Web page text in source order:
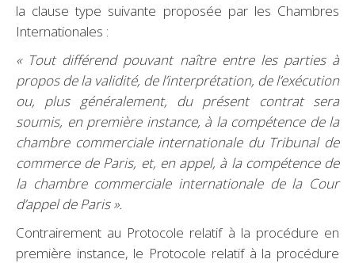
la clause type suivante proposée par les Chambres
Internationales :
« Tout différend pouvant naître entre les parties à
propos de la validité, de l’interprétation, de l’exécution
ou, plus généralement, du présent contrat sera
soumis, en première instance, à la compétence de la
chambre commerciale internationale du Tribunal de
commerce de Paris, et, en appel, à la compétence de
la chambre commerciale internationale de la Cour
d’appel de Paris ».
Contrairement au Protocole relatif à la procédure en
première instance, le Protocole relatif à la procédure